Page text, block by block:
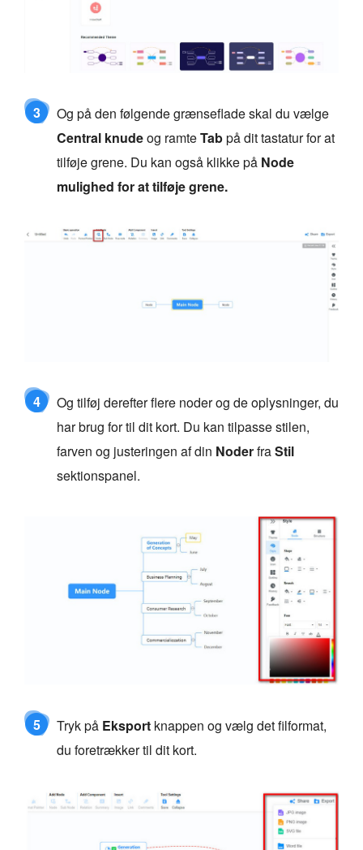
3
Og på den følgende grænseflade skal du vælge
Central knudeog ramteTabpå dit tastatur for at
tilføje grene. Du kan også klikke på Node
mulighed for at tilføje grene.
4
Og tilføj derefter flere noder og de oplysninger, du
har brug for til dit kort. Du kan tilpasse stilen,
farven og justeringen af din NoderfraStil
sektionspanel.
5 Tryk på Eksport knappen og vælg det filformat,
du foretrækker til dit kort.